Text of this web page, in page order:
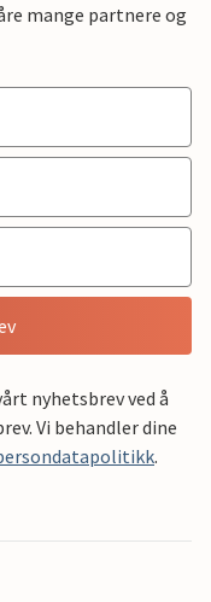
mange partnere og
nyhetsbrev ved å
Vi behandler dine
.